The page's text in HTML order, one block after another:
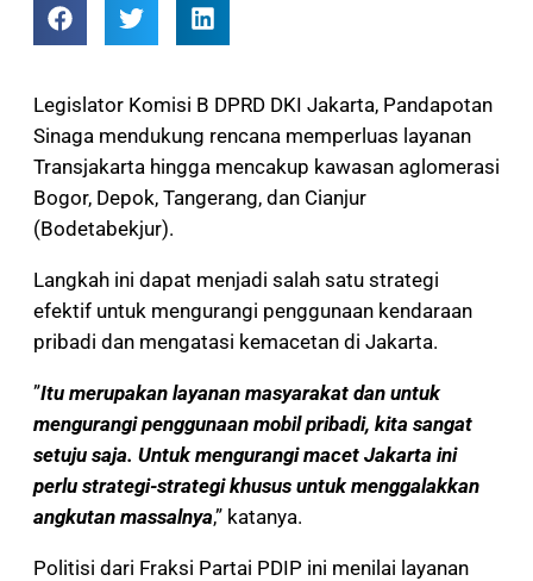
Legislator Komisi B DPRD DKI Jakarta, Pandapotan
Sinaga mendukung rencana memperluas layanan
Transjakarta hingga mencakup kawasan aglomerasi
Bogor, Depok, Tangerang, dan Cianjur
(Bodetabekjur).
Langkah ini dapat menjadi salah satu strategi
efektif untuk mengurangi penggunaan kendaraan
pribadi dan mengatasi kemacetan di Jakarta.
”Itu merupakan layanan masyarakat dan untuk
mengurangi penggunaan mobil pribadi, kita sangat
setuju saja. Untuk mengurangi macet Jakarta ini
perlu strategi-strategi khusus untuk menggalakkan
angkutan massalnya,” katanya.
Politisi dari Fraksi Partai PDIP ini menilai layanan